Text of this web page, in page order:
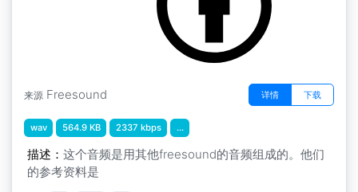
来源 Freesound 详情 下载
wav 564.9 KB 2337 kbps ...
描述： 这个音频是用其他freesound的音频组成的。他们
的参考资料是